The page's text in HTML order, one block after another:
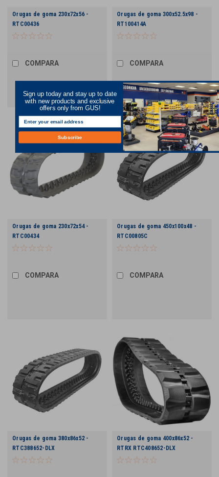
Orugas de goma 230x72x56 -
RTC00436
COMPARA
Orugas de goma 300x52.5x98 -
RT100414A
COMPARA
Orugas de goma 230x72x54 -
RTC00434
COMPARA
Orugas de goma 450x100x48 -
RTC00805C
COMPARA
Orugas de goma 380x86x52 -
RTC388652-DLX
Orugas de goma 400x86x52 -
RTRX RTC408652-DLX
Sign up today and stay up to date
with new products and exclusive
offers only from GUS!
Subscribe